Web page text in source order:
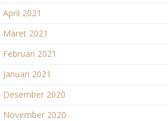
April 2021
Maret 2021
Februari 2021
Januari 2021
Desember 2020
November 2020